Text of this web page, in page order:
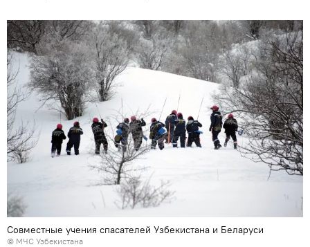
Совместные учения спасателей Узбекистана и Беларуси
© МЧС Узбекистана